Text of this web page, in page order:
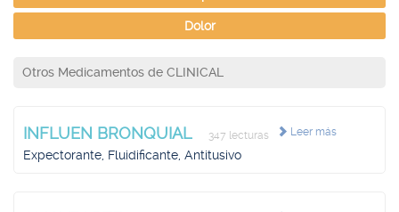
Dolor
Otros Medicamentos de CLINICAL
Leer más
INFLUEN BRONQUIAL 347 lecturas
Expectorante, Fluidificante, Antitusivo